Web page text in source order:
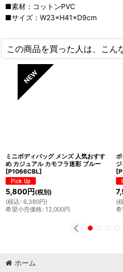
■素材：コットンPVC
■サイズ：W23×H41×D9cm
この商品を買った人は、こん
ミニボディバッグ メンズ 人気おすす
め カジュアル カモフラ迷彩 ブルー
[P1066CBL]
5,800円 (税別)
(税込 : 6,380円)
希望小売価格: 12,000円
[
(
ホーム